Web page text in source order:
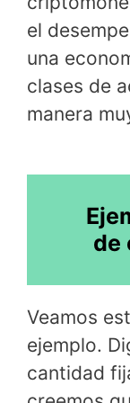
el
una
clases de
manera
de
Veamos
ejemplo.
cantidad